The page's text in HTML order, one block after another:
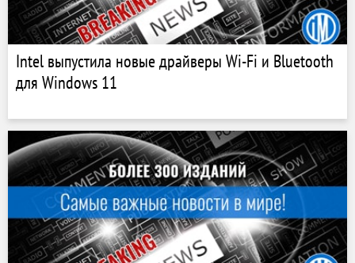
Intel выпустила новые драйверы Wi-Fi и Bluetooth
для Windows 11